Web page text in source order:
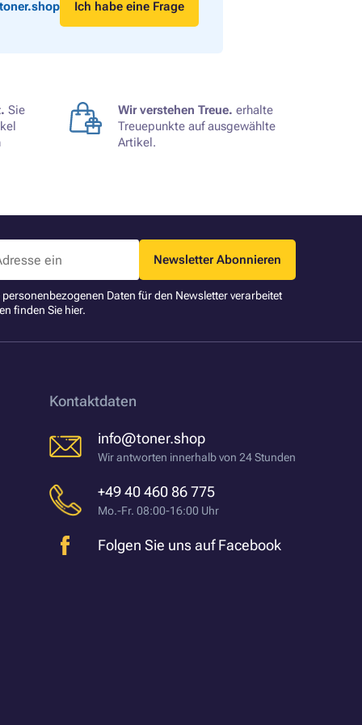
Ich habe eine Frage
Sie
Wir verstehen Treue. erhalte
Treuepunkte auf ausgewählte
Artikel.
Newsletter Abonnieren
Daten für den Newsletter verarbeitet
finden Sie hier.
Kontaktdaten
info@toner.shop
Wir antworten innerhalb von 24 Stunden
+49 40 460 86 775
Mo.-Fr. 08:00-16:00 Uhr
Folgen Sie uns auf Facebook